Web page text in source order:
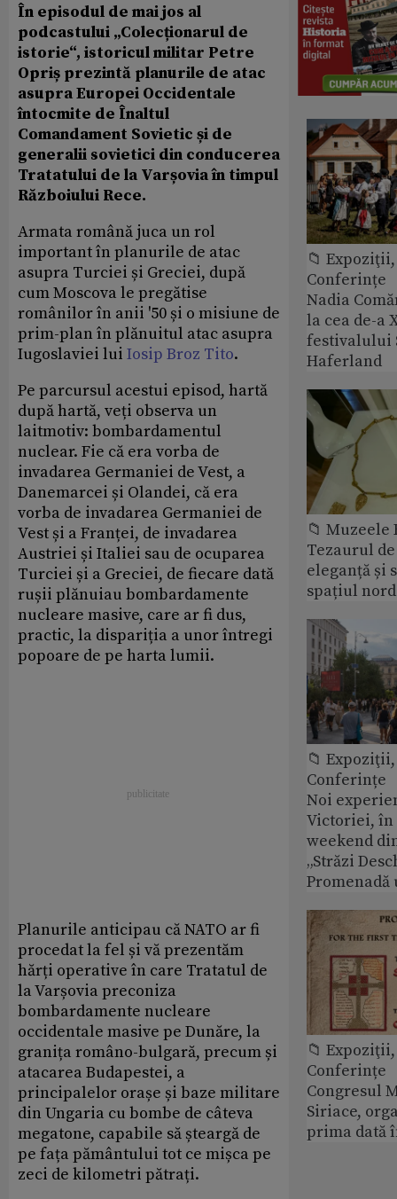
În episodul de mai jos al
podcastului „Colecționarul de
istorie“, istoricul militar Petre
Opriș prezintă planurile de atac
asupra Europei Occidentale
întocmite de Înaltul
Comandament Sovietic și de
generalii sovietici din conducerea
Tratatului de la Varșovia în timpul
Războiului Rece.
Armata română juca un rol
important în planurile de atac
asupra Turciei și Greciei, după
cum Moscova le pregătise
românilor în anii '50 și o misiune de
prim-plan în plănuitul atac asupra
Iugoslaviei lui Iosip Broz Tito.
Pe parcursul acestui episod, hartă
după hartă, veți observa un
laitmotiv: bombardamentul
nuclear. Fie că era vorba de
invadarea Germaniei de Vest, a
Danemarcei și Olandei, că era
vorba de invadarea Germaniei de
Vest și a Franței, de invadarea
Austriei și Italiei sau de ocuparea
Turciei și a Greciei, de fiecare dată
rușii plănuiau bombardamente
nucleare masive, care ar fi dus,
practic, la dispariția a unor întregi
popoare de pe harta lumii.
Planurile anticipau că NATO ar fi
procedat la fel și vă prezentăm
hărți operative în care Tratatul de
la Varșovia preconiza
bombardamente nucleare
occidentale masive pe Dunăre, la
granița româno-bulgară, precum și
atacarea Budapestei, a
principalelor orașe și baze militare
din Ungaria cu bombe de câteva
megatone, capabile să șteargă de
pe fața pământului tot ce mișca pe
zeci de kilometri pătrați.
📁
Conferințe
Nadia
la cea de-a
festivalului
Haferland
📁 Muzeele
Tezaurul
eleganță și
spațiul
📁
Conferințe
Noi
Victoriei,
weekend
„Străzi
Promenadă
📁
Conferințe
Congresul
Siriace,
prima dată